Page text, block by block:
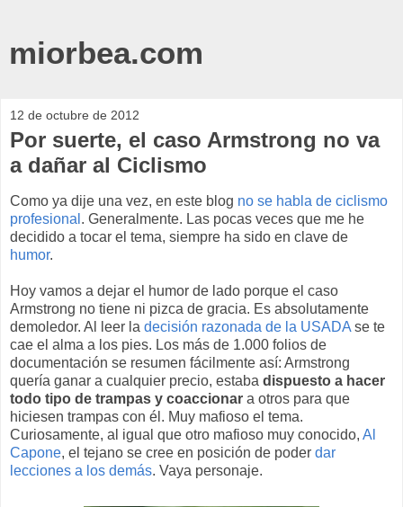
miorbea.com
12 de octubre de 2012
Por suerte, el caso Armstrong no va
a dañar al Ciclismo
Como ya dije una vez, en este blog no se habla de ciclismo
profesional . Generalmente. Las pocas veces que me he
decidido a tocar el tema, siempre ha sido en clave de
humor.
Hoy vamos a dejar el humor de lado porque el caso
Armstrong no tiene ni pizca de gracia. Es absolutamente
demoledor. Al leer la decisión razonada de la USADA se te
cae el alma a los pies. Los más de 1.000 folios de
documentación se resumen fácilmente así: Armstrong
quería ganar a cualquier precio, estaba dispuesto a hacer
todo tipo de trampas y coaccionar a otros para que
hiciesen trampas con él. Muy mafioso el tema.
Curiosamente, al igual que otro mafioso muy conocido, Al
Capone, el tejano se cree en posición de poder dar
lecciones a los demás. Vaya personaje.